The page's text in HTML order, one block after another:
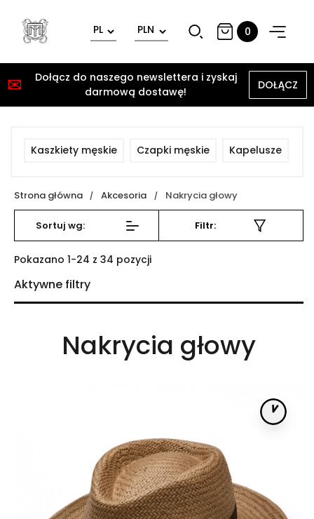
0
Kaszkiety męskie Czapki męskie Kapelusze
ROZMIAR
KOLOR

Strona główna Akcesoria Nakrycia głowy
Sortuj wg: Filtr:
Pokazano 1-24 z 34 pozycji
Aktywne filtry
Nakrycia głowy
✉
Dołącz do naszego newslettera i zyskaj
darmową dostawę!
DOŁĄCZ